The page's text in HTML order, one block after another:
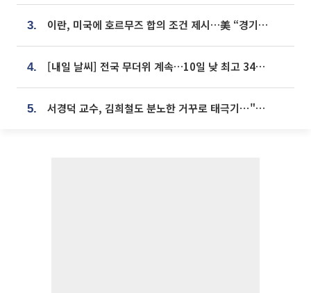
3. 이란, 미국에 호르무즈 합의 조건 제시…美 “경기 아직 안 끝나” [종합]
4. [내일 날씨] 전국 무더위 계속…10일 낮 최고 34도 육박
5. 서경덕 교수, 김희철도 분노한 거꾸로 태극기⋯"엉터리는 아냐, 아쉬울 뿐"